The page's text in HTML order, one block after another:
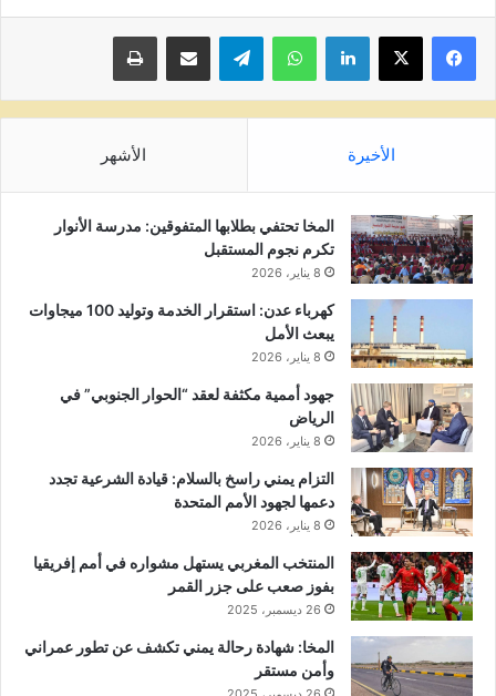
لينكدإن واتساب تيلقرام مشاركة عبر البريد طباعة
الأخيرة الأشهر
المخا تحتفي بطلابها المتفوقين: مدرسة الأنوار
تكرم نجوم المستقبل
8 يناير، 2026
كهرباء عدن: استقرار الخدمة وتوليد 100 ميجاوات
يبعث الأمل
8 يناير، 2026
جهود أممية مكثفة لعقد “الحوار الجنوبي” في
الرياض
8 يناير، 2026
التزام يمني راسخ بالسلام: قيادة الشرعية تجدد
دعمها لجهود الأمم المتحدة
8 يناير، 2026
المنتخب المغربي يستهل مشواره في أمم إفريقيا
بفوز صعب على جزر القمر
26 ديسمبر، 2025
المخا: شهادة رحالة يمني تكشف عن تطور عمراني
وأمن مستقر